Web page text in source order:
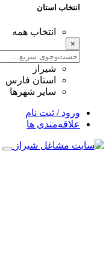
انتخاب استان
انتخاب همه
×
شیراز
استان فارس
سایر شهرها
ورود / ثبت نام
علاقه‌مندی ها